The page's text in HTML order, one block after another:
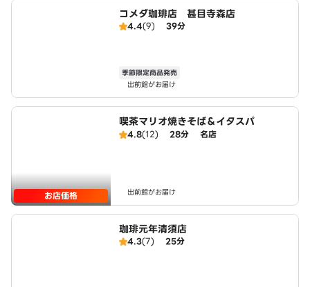
コメダ珈琲店 甚目寺森店
4.4(9) 39分
季節限定商品発売
出前館がお届け
お店価格
喫茶マリオ焼きそば＆イタスパ
4.8(12) 28分 名店
出前館がお届け
珈琲元年清須店
4.3(7) 25分